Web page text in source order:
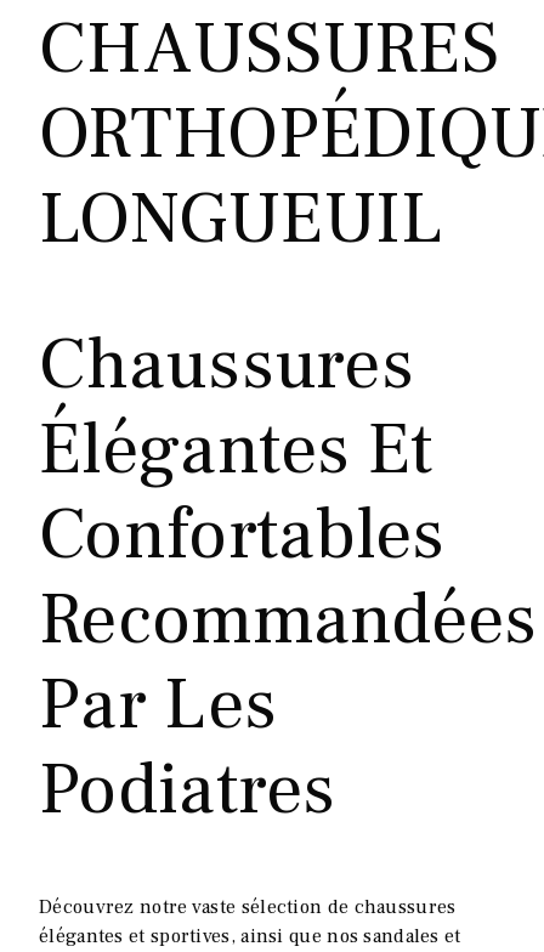
CHAUSSURES
LONGUEUIL
Chaussures
Élégantes Et
Confortables
Recommandées
Par Les
Podiatres
Découvrez notre vaste sélection de chaussures
élégantes et sportives, ainsi que nos sandales et